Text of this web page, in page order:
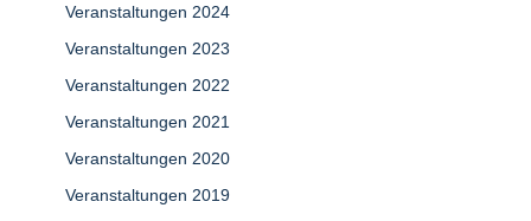
Veranstaltungen 2024
Veranstaltungen 2023
Veranstaltungen 2022
Veranstaltungen 2021
Veranstaltungen 2020
Veranstaltungen 2019